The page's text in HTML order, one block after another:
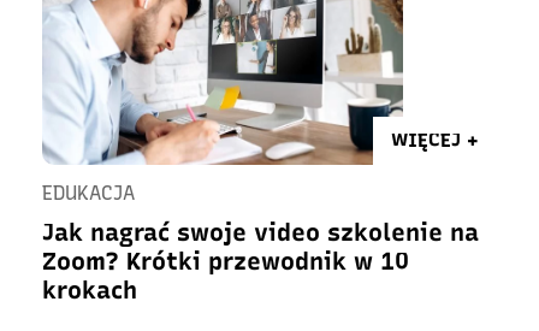
WIĘCEJ +
EDUKACJA
Jak nagrać swoje video szkolenie na
Zoom? Krótki przewodnik w 10
krokach